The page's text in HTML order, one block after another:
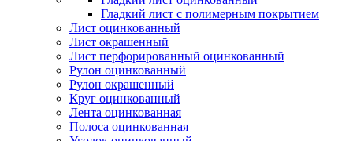
Гладкий лист с полимерным покрытием
Лист оцинкованный
Лист окрашенный
Лист перфорированный оцинкованный
Рулон оцинкованный
Рулон окрашенный
Круг оцинкованный
Лента оцинкованная
Полоса оцинкованная